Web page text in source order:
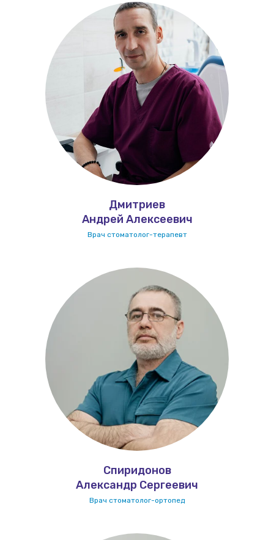
Дмитриев
Андрей Алексеевич
Врач стоматолог-терапевт
Спиридонов
Александр Сергеевич
Врач стоматолог-ортопед